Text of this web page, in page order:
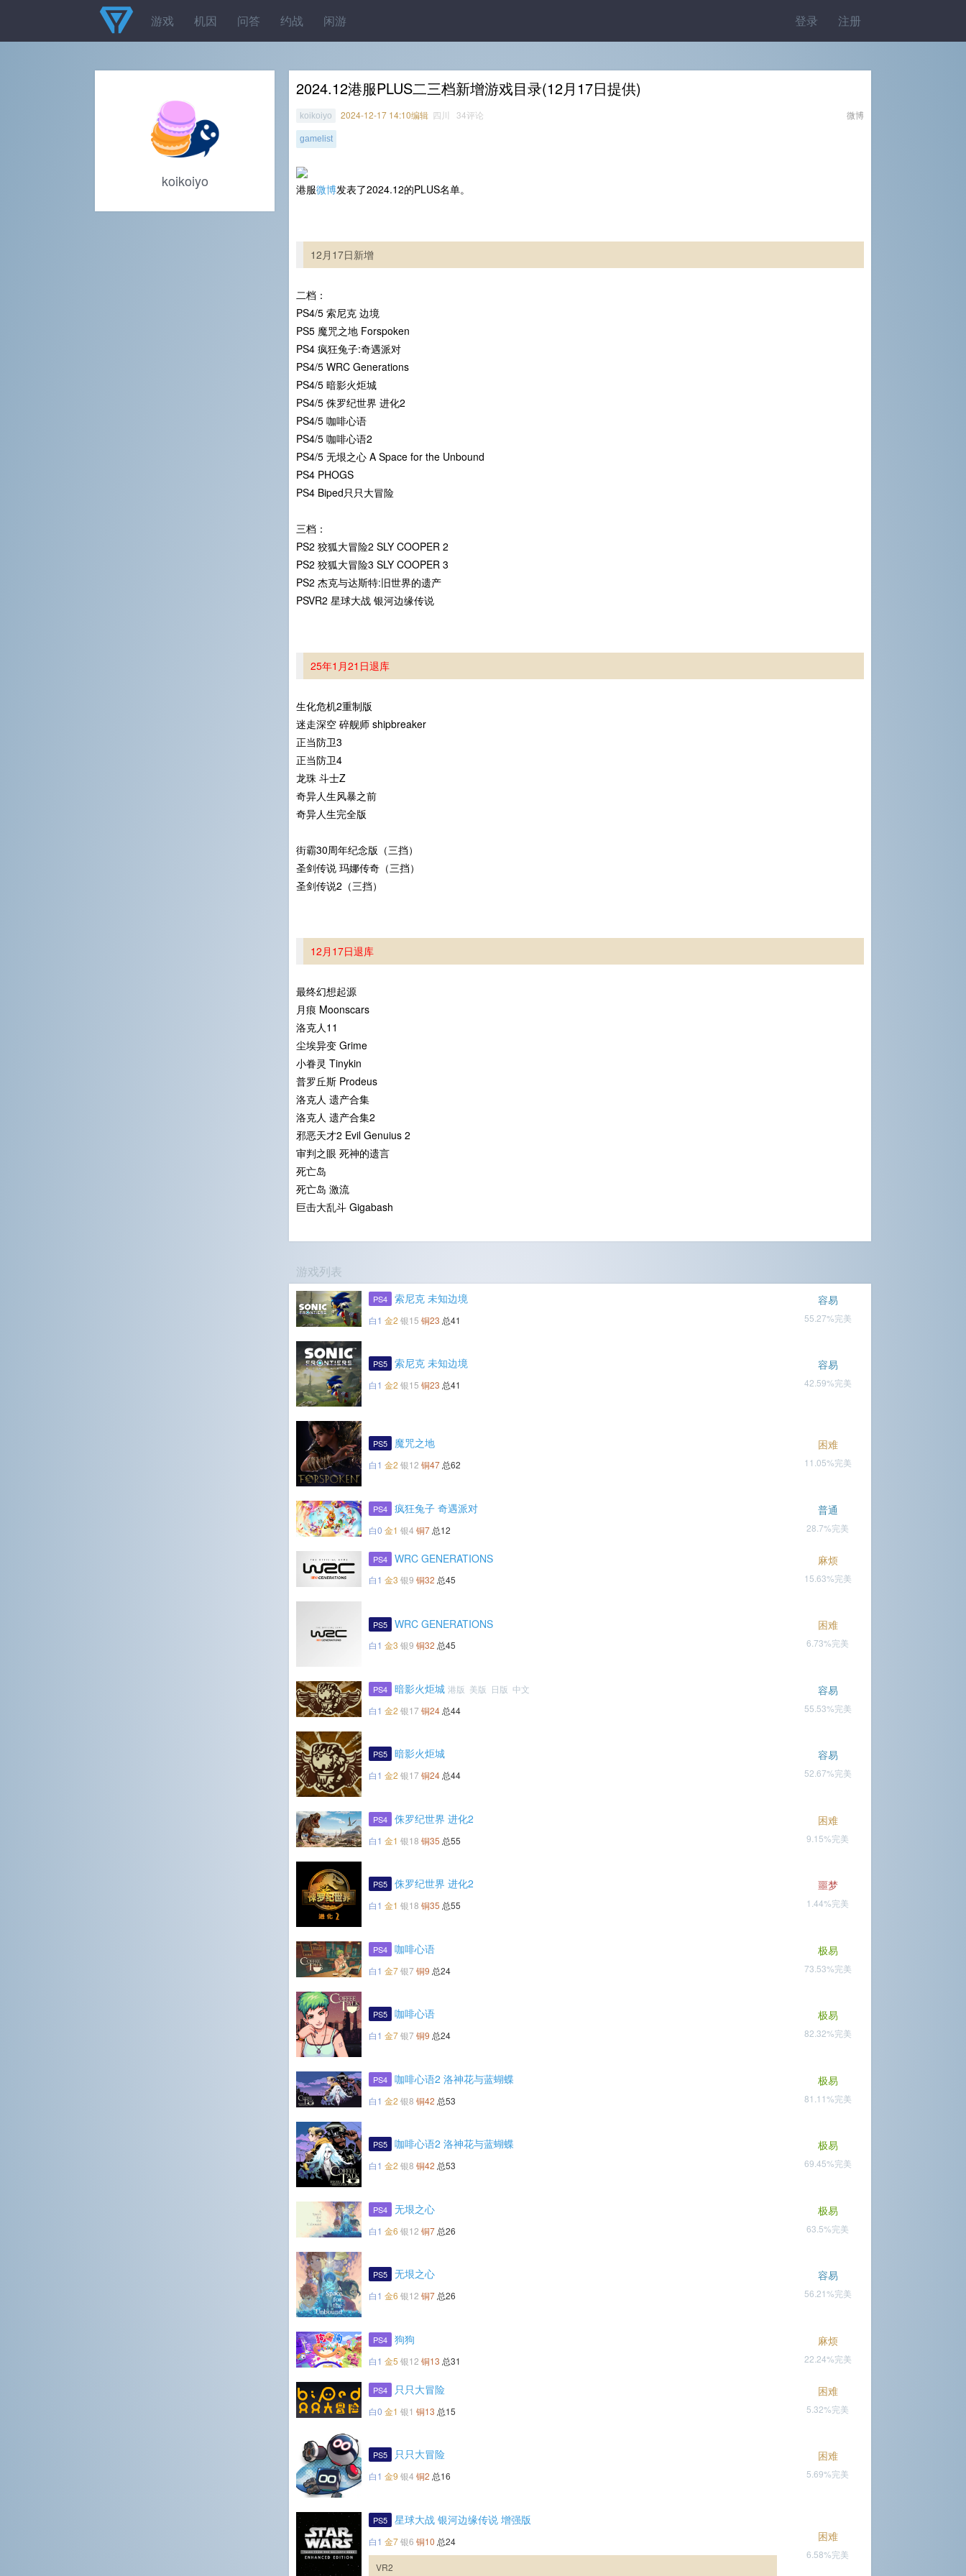
登录 注册
游戏 机因 问答 约战 闲游
2024.12港服PLUS二三档新增游戏目录(12月17日提供)
微博
koikoiyo 2024-12-17 14:10编辑 四川 34评论
gamelist
港服微博发表了2024.12的PLUS名单。
12月17日新增
二档：
PS4/5 索尼克 边境
PS5 魔咒之地 Forspoken
PS4 疯狂兔子:奇遇派对
PS4/5 WRC Generations
PS4/5 暗影火炬城
PS4/5 侏罗纪世界 进化2
PS4/5 咖啡心语
PS4/5 咖啡心语2
PS4/5 无垠之心 A Space for the Unbound
PS4 PHOGS
PS4 Biped只只大冒险
三档：
PS2 狡狐大冒险2 SLY COOPER 2
PS2 狡狐大冒险3 SLY COOPER 3
PS2 杰克与达斯特:旧世界的遗产
PSVR2 星球大战 银河边缘传说
25年1月21日退库
生化危机2重制版
迷走深空 碎舰师 shipbreaker
正当防卫3
正当防卫4
龙珠 斗士Z
奇异人生风暴之前
奇异人生完全版
街霸30周年纪念版（三挡）
圣剑传说 玛娜传奇（三挡）
圣剑传说2（三挡）
12月17日退库
最终幻想起源
月痕 Moonscars
洛克人11
尘埃异变 Grime
小眷灵 Tinykin
普罗丘斯 Prodeus
洛克人 遗产合集
洛克人 遗产合集2
邪恶天才2 Evil Genuius 2
审判之眼 死神的遗言
死亡岛
死亡岛 激流
巨击大乱斗 Gigabash
游戏列表
PS4 索尼克 未知边境
白1 金2 银15 铜23 总41
容易
55.27%完美
PS5 索尼克 未知边境
白1 金2 银15 铜23 总41
容易
42.59%完美
PS5 魔咒之地
白1 金2 银12 铜47 总62
困难
11.05%完美
PS4 疯狂兔子 奇遇派对
白0 金1 银4 铜7 总12
普通
28.7%完美
PS4 WRC GENERATIONS
白1 金3 银9 铜32 总45
麻烦
15.63%完美
PS5 WRC GENERATIONS
白1 金3 银9 铜32 总45
困难
6.73%完美
PS4 暗影火炬城 港版 美版 日版 中文
白1 金2 银17 铜24 总44
容易
55.53%完美
PS5 暗影火炬城
白1 金2 银17 铜24 总44
容易
52.67%完美
PS4 侏罗纪世界 进化2
白1 金1 银18 铜35 总55
困难
9.15%完美
PS5 侏罗纪世界 进化2
白1 金1 银18 铜35 总55
噩梦
1.44%完美
PS4 咖啡心语
白1 金7银7 铜9 总24
极易
73.53%完美
PS5 咖啡心语
白1 金7银7 铜9 总24
极易
82.32%完美
PS4 咖啡心语2 洛神花与蓝蝴蝶
白1 金2 银8 铜42 总53
极易
81.11%完美
PS5 咖啡心语2 洛神花与蓝蝴蝶
白1 金2 银8 铜42 总53
极易
69.45%完美
PS4 无垠之心
白1 金6 银12 铜7 总26
极易
63.5%完美
PS5 无垠之心
白1 金6 银12 铜7 总26
容易
56.21%完美
PS4 狗狗
白1 金5 银12 铜13 总31
麻烦
22.24%完美
PS4 只只大冒险
白0 金1 银1 铜13 总15
困难
5.32%完美
PS5 只只大冒险
白1 金9 银4 铜2 总16
困难
5.69%完美
PS5 星球大战 银河边缘传说 增强版
白1 金7银6 铜10 总24
VR2
困难
6.58%完美
koikoiyo